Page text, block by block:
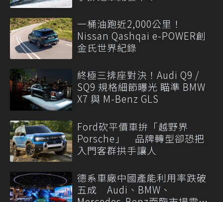
一桶油跑近2,000公里！
Nissan Qashqai e-POWER創
金氏世界紀錄
終極三排座對決！Audi Q9 /
SQ9 規格細節曝光 瞄準 BMW
X7 與 M-Benz GLS
Ford砍平價車拚「越野界
Porsche」 品牌轉型卻恐把
入門客群拱手讓人
德系車廠中國產能利用率跌破
五成 Audi、BMW、